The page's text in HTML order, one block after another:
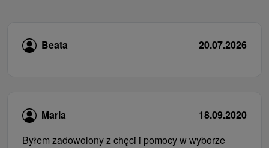
Beata 20.07.2026
Maria
18.09.2020
Byłem zadowolony z chęci i pomocy w wyborze